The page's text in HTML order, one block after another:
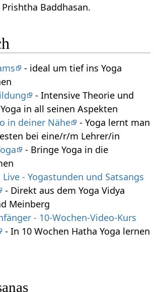
Baddhasan.
- ideal um tief ins Yoga
- Intensive Theorie und
in all seinen Aspekten
in deiner Nähe
- Yoga lernt man
bei eine/r/m Lehrer/in
- Bringe Yoga in die
Live - Yogastunden und Satsangs
- Direkt aus dem Yoga Vidya
Meinberg
- 10-Wochen-Video-Kurs
- In 10 Wochen Hatha Yoga lernen